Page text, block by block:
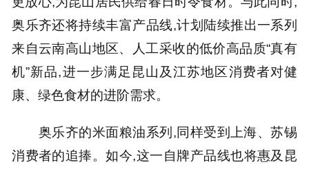
奥乐齐还将持续丰富产品线,计划陆续推出一系列
来自云南高山地区、人工采收的低价高品质“真有
机”新品,进一步满足昆山及江苏地区消费者对健
康、绿色食材的进阶需求。
奥乐齐的米面粮油系列,同样受到上海、苏锡
消费者的追捧。如今,这一自牌产品线也将惠及昆